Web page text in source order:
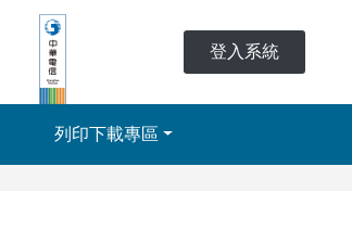
登入系統
列印下載專區